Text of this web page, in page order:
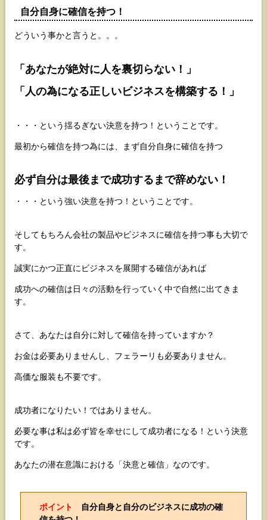
自分自身に確信を持つ！
どういう事かと言うと。。。
「あなたが絶対に人を裏切らない！」
「人の為になる正しいビジネスを構築する！」
・・・という揺るぎない決意を持つ！ということです。
最初から確信を持つ為には、まず自分自身に確信を持つ
必ず自分は最後まで成功するまで辞めない！
・・・という強い決意を持つ！ということです。
そしてもちろん会社の製品やビジネスに確信を持つ事も大切で
す。
誠実にかつ正直にビジネスを展開する確信があれば
成功への確信は日々の活動を行っていく中で自然に出てきま
す。
さて、あなたは自分に対して確信を持っていますか？
お金は必要ありませんし、フェラーリも必要ありません。
高価な服装も不要です。
成功者になりたい！ではありません。
必要な事は私は必ず皆を幸せにして成功者になる！という決意
です。
あなたの潜在意識における「決意と確信」なのです。
ポイント 自分自身と自分のビジネスに成功の確